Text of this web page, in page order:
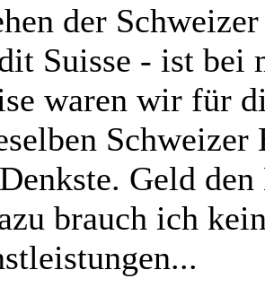
der
Suisse - ist
waren wir für
Geld
brauch ich